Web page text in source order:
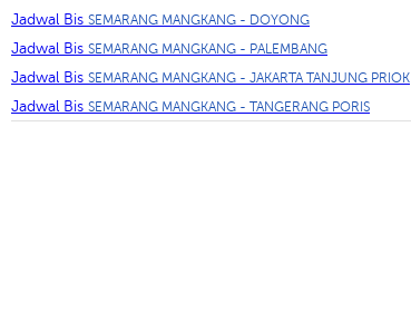
Jadwal Bis SEMARANG MANGKANG - DOYONG
Jadwal Bis SEMARANG MANGKANG - PALEMBANG
Jadwal Bis SEMARANG MANGKANG - JAKARTA TANJUNG PRIOK
Jadwal Bis SEMARANG MANGKANG - TANGERANG PORIS